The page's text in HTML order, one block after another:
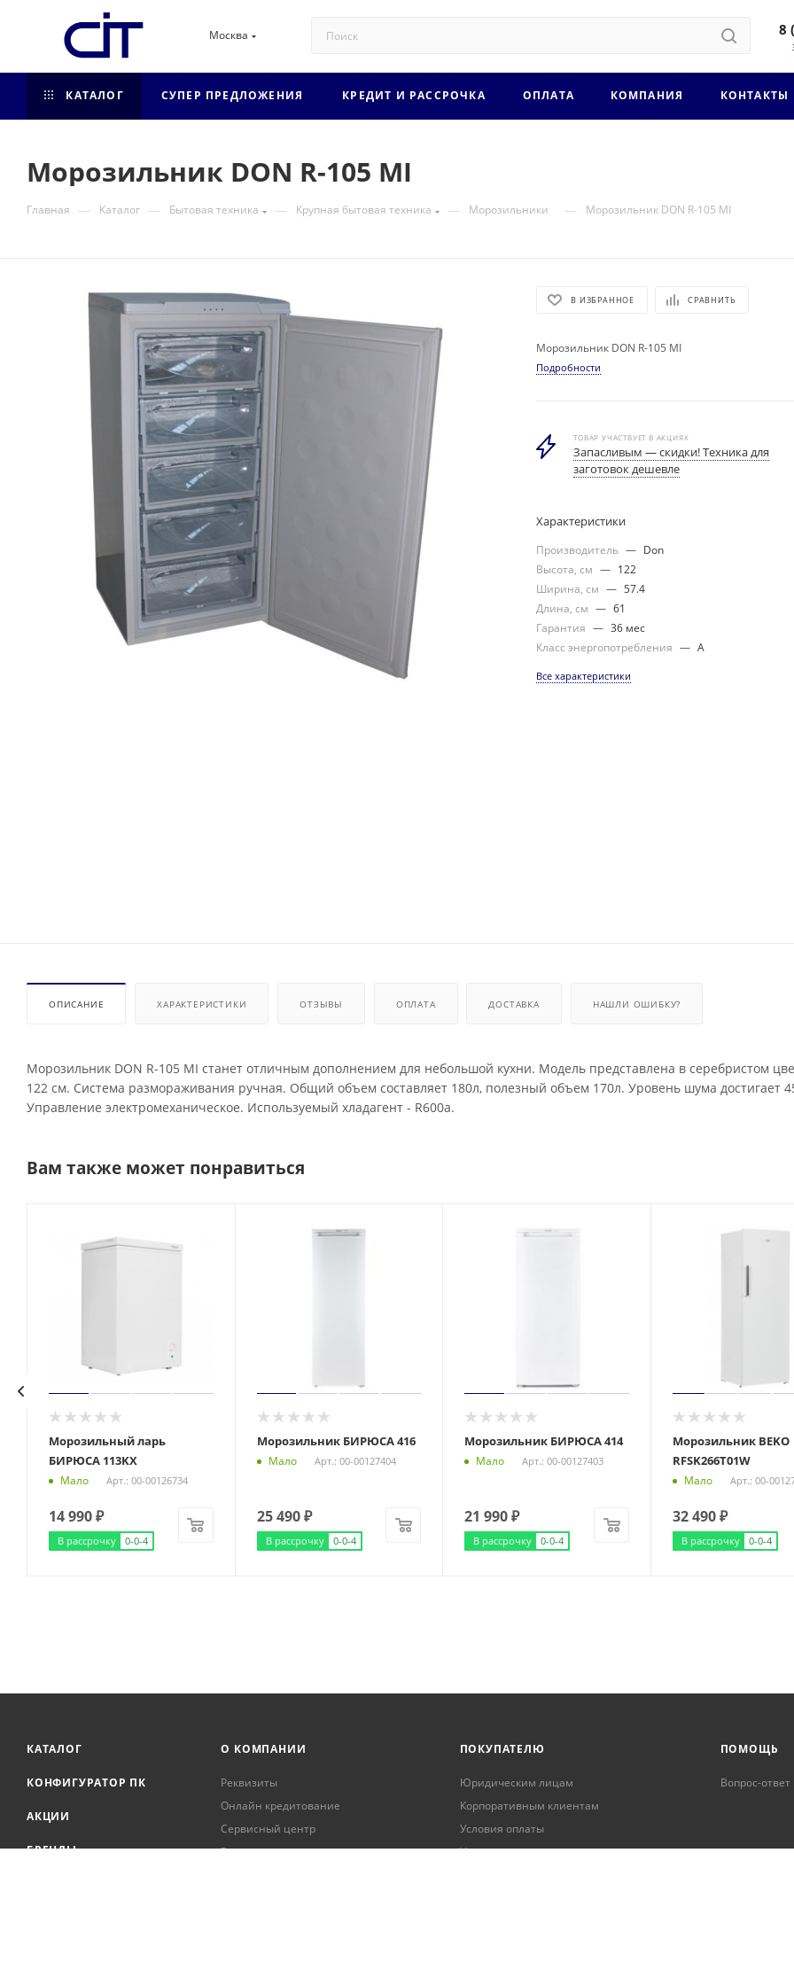
Москва 8
КАТАЛОГ СУПЕР ПРЕДЛОЖЕНИЯ КРЕДИТ И РАССРОЧКА ОПЛАТА КОМПАНИЯ КОНТАКТЫ
Морозильник DON R-105 MI
Главная — Каталог — Бытовая техника — Крупная бытовая техника — Морозильники — Морозильник DON R-105 MI
В ИЗБРАННОЕ СРАВНИТЬ
Морозильник DON R-105 MI
Подробности
ТОВАР УЧАСТВУЕТ В АКЦИЯХ
Запасливым — скидки! Техника для
заготовок дешевле
Характеристики
Производитель — Don
Высота, см — 122
Ширина, см — 57.4
Длина, см — 61
Гарантия — 36 мес
Класс энергопотребления — А
Все характеристики
ОПИСАНИЕ ХАРАКТЕРИСТИКИ ОТЗЫВЫ ОПЛАТА ДОСТАВКА НАШЛИ ОШИБКУ?
Морозильник DON R-105 MI станет отличным дополнением для небольшой кухни. Модель представлена в серебристом
122 см. Система размораживания ручная. Общий объем составляет 180л, полезный объем 170л. Уровень шума достигает
Управление электромеханическое. Используемый хладагент - R600a.
Вам также может понравиться
Морозильный ларь
БИРЮСА 113KX
Мало Арт.: 00-00126734
14 990₽
В рассрочку 0-0-4
Морозильник БИРЮСА 416
Мало Арт.: 00-00127404
25 490₽
В рассрочку 0-0-4
Морозильник БИРЮСА 414
Мало Арт.: 00-00127403
21 990₽
В рассрочку 0-0-4
Морозильник BEKO
RFSK266T01W
Мало Арт.: 00-
32 490₽
В рассрочку 0-0-4
КАТАЛОГ
КОНФИГУРАТОР ПК
АКЦИИ
БРЕНДЫ
О КОМПАНИИ
Реквизиты
Онлайн кредитование
Сервисный центр
Регистрация касс
ПОКУПАТЕЛЮ
Юридическим лицам
Корпоративным клиентам
Условия оплаты
Условия доставки
ПОМОЩЬ
Вопрос-ответ